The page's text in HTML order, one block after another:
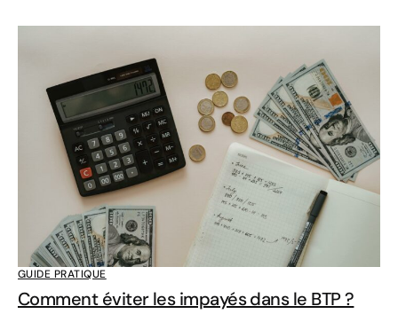
GUIDE PRATIQUE
Comment éviter les impayés dans le BTP ?